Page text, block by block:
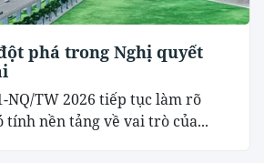
phá trong Nghị quyết
NQ/TW 2026 tiếp tục làm rõ
tính nền tảng về vai trò của...